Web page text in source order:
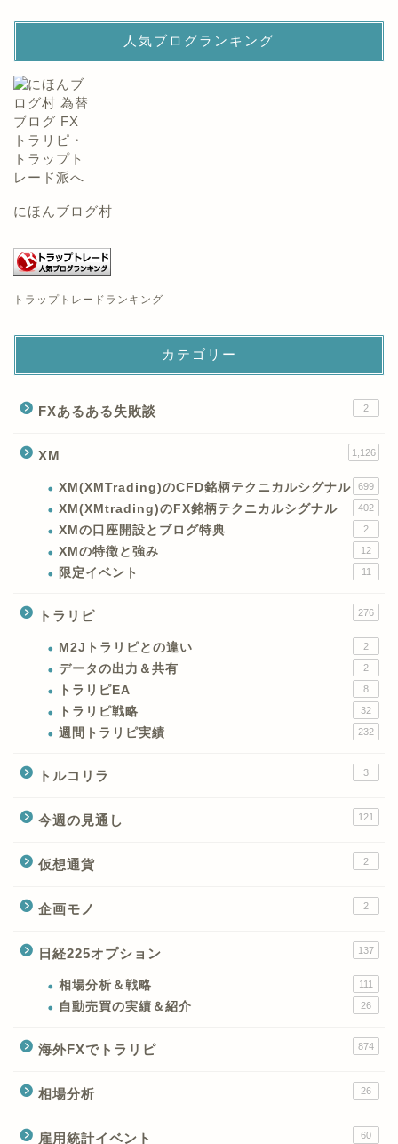
人気ブログランキング
にほんブログ村
トラップトレードランキング
カテゴリー
FXあるある失敗談 2
XM 1,126
XM(XMTrading)のCFD銘柄テクニカルシグナル 699
XM(XMtrading)のFX銘柄テクニカルシグナル 402
XMの口座開設とブログ特典 2
XMの特徴と強み 12
限定イベント 11
トラリピ 276
M2Jトラリピとの違い 2
データの出力＆共有 2
トラリピEA 8
トラリピ戦略 32
週間トラリピ実績 232
トルコリラ 3
今週の見通し 121
仮想通貨 2
企画モノ 2
日経225オプション 137
相場分析＆戦略 111
自動売買の実績＆紹介 26
海外FXでトラリピ 874
相場分析 26
雇用統計イベント 60